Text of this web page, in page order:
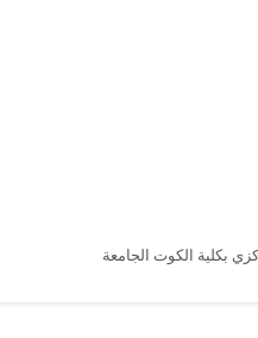
بكلية الكوت الجامعة